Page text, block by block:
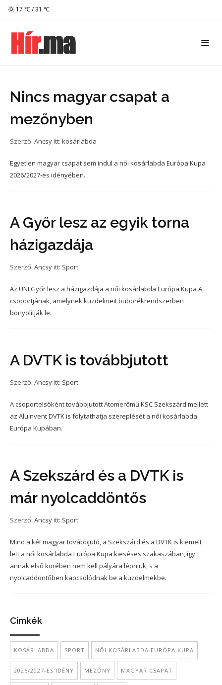
17 ℃ / 31 ℃
Nincs magyar csapat a
mezőnyben
Szerző: Ancsy itt: kosárlabda
Egyetlen magyar csapat sem indul a női kosárlabda Európa Kupa
2026/2027-es idényében.
A Győr lesz az egyik torna
házigazdája
Szerző: Ancsy itt: Sport
Az UNI Győr lesz a házigazdája a női kosárlabda Európa Kupa A
csoportjának, amelynek küzdelmeit buborékrendszerben
bonyolítják le.
A DVTK is továbbjutott
Szerző: Ancsy itt: Sport
A csoportelsőként továbbjutott Atomerőmű KSC Szekszárd mellett
az Aluinvent DVTK is folytathatja szereplését a női kosárlabda
Európa Kupában.
A Szekszárd és a DVTK is
már nyolcaddöntős
Szerző: Ancsy itt: Sport
Mind a két magyar továbbjutó, a Szekszárd és a DVTK is kiemelt
lett a női kosárlabda Európa Kupa kieséses szakaszában, így
annak első körében nem kell pályára lépniük, s a
nyolcaddöntőben kapcsolódnak be a küzdelmekbe.
Cimkék
KOSÁRLABDA SPORT NŐI KOSÁRLABDA EURÓPA KUPA
2026/2027-ES IDÉNY MEZŐNY MAGYAR CSAPAT